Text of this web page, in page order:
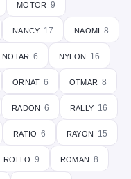
motor 9
nancy 17 naomi 8
notar 6 nylon 16
ornat 6 otmar 8
radon 6 rally 16
ratio 6 rayon 15
rollo 9 roman 8